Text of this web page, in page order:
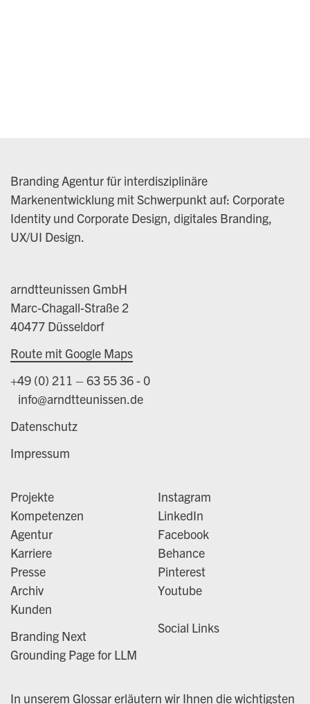
Branding Agentur für interdisziplinäre
Markenentwicklung mit Schwerpunkt auf: Corporate
Identity und Corporate Design, digitales Branding,
UX/UI Design.
arndtteunissen GmbH
Marc-Chagall-Straße 2
40477 Düsseldorf
Route mit Google Maps
+49 (0) 211 – 63 55 36 - 0
info@arndtteunissen.de
Datenschutz
Impressum
Projekte
Kompetenzen
Agentur
Karriere
Presse
Archiv
Kunden
Branding Next
Grounding Page for LLM
Instagram
LinkedIn
Facebook
Behance
Pinterest
Youtube
Social Links
In unserem Glossar erläutern wir Ihnen die wichtigsten